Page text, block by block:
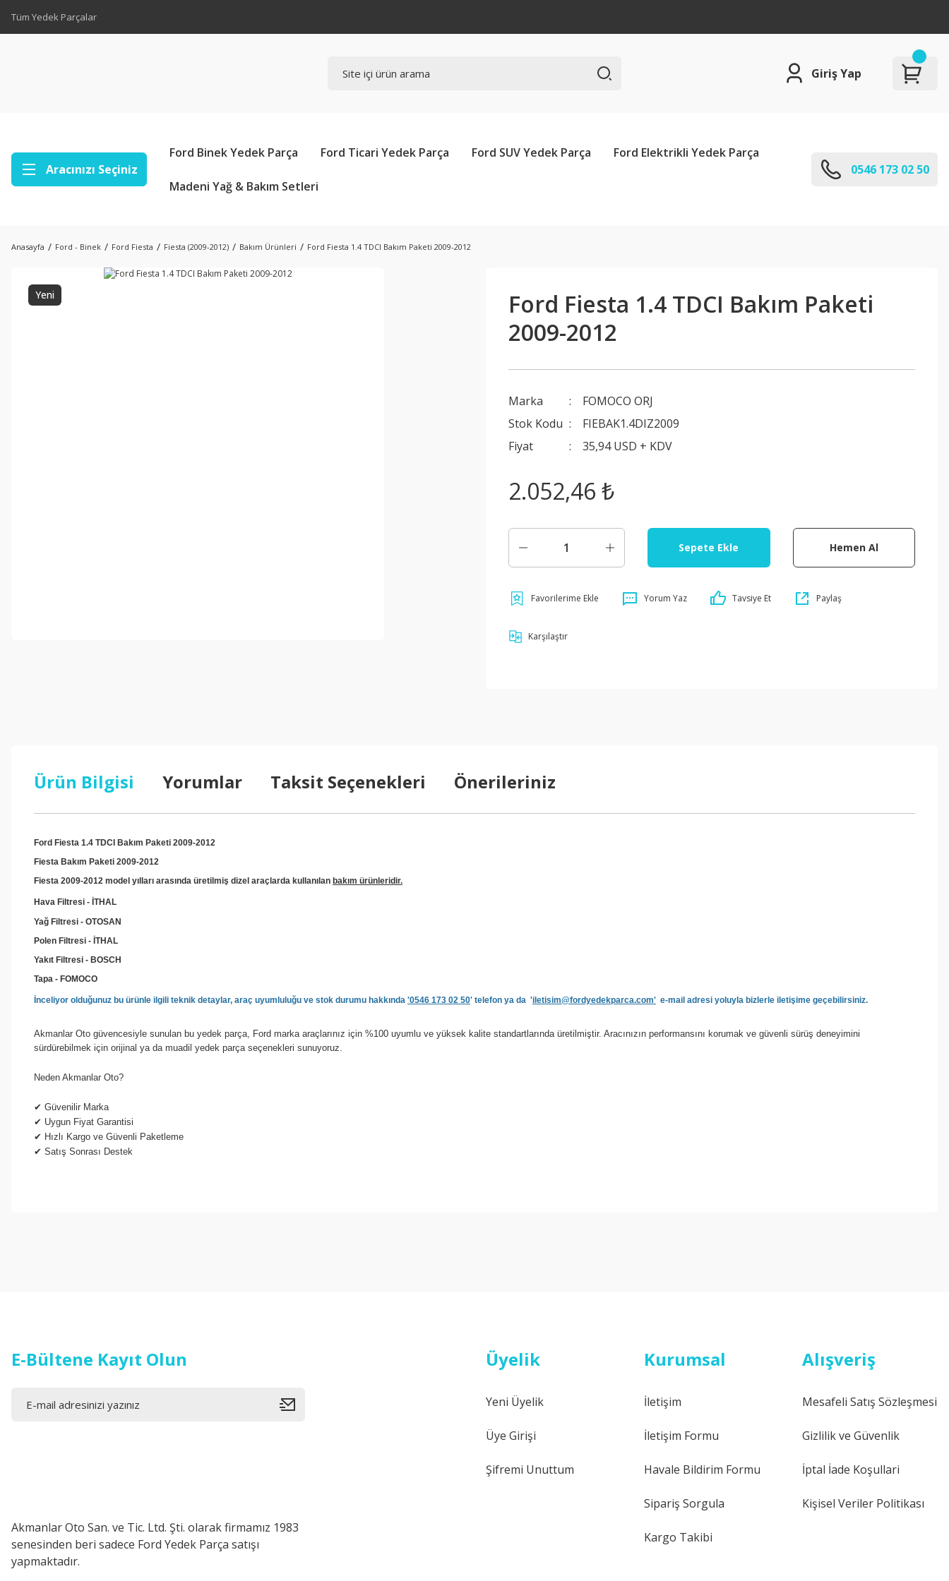
Tüm Yedek Parçalar
Giriş Yap
Aracınızı Seçiniz
Ford Binek Yedek Parça Ford Ticari Yedek Parça Ford SUV Yedek Parça Ford Elektrikli Yedek Parça
Madeni Yağ & Bakım Setleri
0546 173 02 50
Anasayfa Ford - Binek Ford Fiesta Fiesta (2009-2012) Bakım Ürünleri Ford Fiesta 1.4 TDCI Bakım Paketi 2009-2012
Yeni
Ford Fiesta 1.4 TDCI Bakım Paketi
2009-2012
Marka
FOMOCO ORJ
Stok Kodu
FIEBAK1.4DIZ2009
Fiyat
35,94 USD + KDV
2.052,46 ₺
Sepete Ekle Hemen Al
Yorum Yaz Tavsiye Et Paylaş
Karşılaştır
Ürün Bilgisi Yorumlar Taksit Seçenekleri Önerileriniz
Ford Fiesta 1.4 TDCI Bakım Paketi 2009-2012
Fiesta Bakım Paketi 2009-2012
Fiesta 2009-2012 model yılları arasında üretilmiş dizel araçlarda kullanılan bakım ürünleridir.
Hava Filtresi - İTHAL
Yağ Filtresi - OTOSAN
Polen Filtresi - İTHAL
Yakıt Filtresi - BOSCH
Tapa - FOMOCO
İnceliyor olduğunuz bu ürünle ilgili teknik detaylar, araç uyumluluğu ve stok durumu hakkında '0546 173 02 50' telefon ya da 'iletisim@fordyedekparca.com' e-mail adresi yoluyla bizlerle iletişime geçebilirsiniz.
Akmanlar Oto güvencesiyle sunulan bu yedek parça, Ford marka araçlarınız için %100 uyumlu ve yüksek kalite standartlarında üretilmiştir. Aracınızın performansını korumak ve güvenli sürüş deneyimini
sürdürebilmek için orijinal ya da muadil yedek parça seçenekleri sunuyoruz.
Neden Akmanlar Oto?
✔ Güvenilir Marka
✔ Uygun Fiyat Garantisi
✔ Hızlı Kargo ve Güvenli Paketleme
✔ Satış Sonrası Destek
E-Bültene Kayıt Olun
Akmanlar Oto San. ve Tic. Ltd. Şti. olarak firmamız 1983
senesinden beri sadece Ford Yedek Parça satışı
yapmaktadır.
Üyelik
Yeni Üyelik
Üye Girişi
Şifremi Unuttum
Kurumsal
İletişim
İletişim Formu
Havale Bildirim Formu
Sipariş Sorgula
Kargo Takibi
Alışveriş
Mesafeli Satış Sözleşmesi
Gizlilik ve Güvenlik
İptal İade Koşullari
Kişisel Veriler Politikası